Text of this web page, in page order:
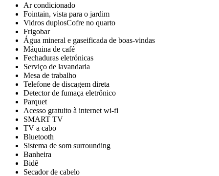
Ar condicionado
Fointain, vista para o jardim
Vidros duplosCofre no quarto
Frigobar
Água mineral e gaseificada de boas-vindas
Máquina de café
Fechaduras eletrónicas
Serviço de lavandaria
Mesa de trabalho
Telefone de discagem direta
Detector de fumaça eletrônico
Parquet
Acesso gratuito à internet wi-fi
SMART TV
TV a cabo
Bluetooth
Sistema de som surrounding
Banheira
Bidê
Secador de cabelo